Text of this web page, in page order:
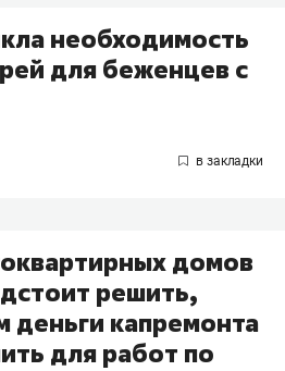
необходимость
для беженцев с
домов
решить,
деньги капремонта
для работ по